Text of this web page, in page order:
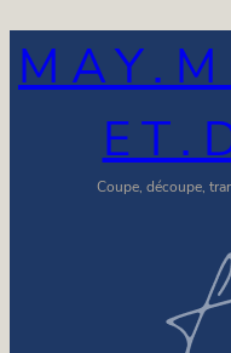
Coupe, découpe,